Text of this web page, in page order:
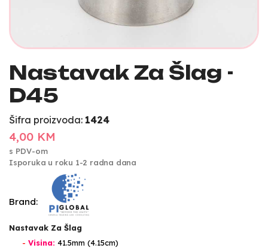
Nastavak Za Šlag -
D45
Šifra proizvoda: 1424
4,00 KM
s PDV-om
Isporuka u roku 1-2 radna dana
Brand:
Nastavak Za Šlag
- Visina: 41.5mm (4.15cm)